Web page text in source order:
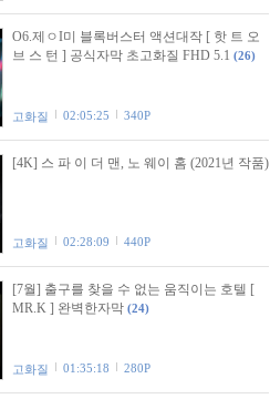
O6.제ㅇI미 블록버스터 액션대작 [ 핫 트 오
브 스 턴 ] 공식자막 초고화질 FHD 5.1 (26)
고화질 02:05:25 340P
[4K] 스 파 이 더 맨, 노 웨이 홈 (2021년 작품)
고화질 02:28:09 440P
[7월] 출구를 찾을 수 없는 움직이는 호텔 [
MR.K ] 완벽한자막 (24)
고화질 01:35:18 280P